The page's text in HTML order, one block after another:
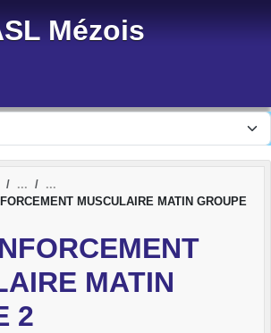
Mézois
MUSCULAIRE MATIN GROUPE
MATIN
2
cookies